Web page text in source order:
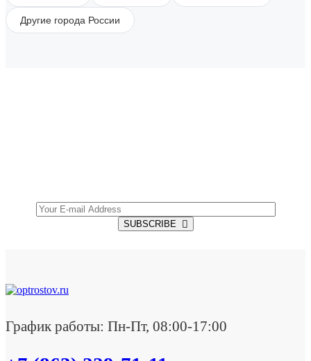
Другие города России
SUBSCRIBE
График работы: Пн-Пт, 08:00-17:00